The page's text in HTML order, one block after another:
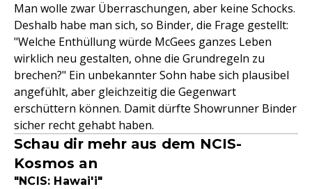
Man wolle zwar Überraschungen, aber keine Schocks.
Deshalb habe man sich, so Binder, die Frage gestellt:
"Welche Enthüllung würde McGees ganzes Leben
wirklich neu gestalten, ohne die Grundregeln zu
brechen?" Ein unbekannter Sohn habe sich plausibel
angefühlt, aber gleichzeitig die Gegenwart
erschüttern können. Damit dürfte Showrunner Binder
sicher recht gehabt haben.
Schau dir mehr aus dem NCIS-
Kosmos an
"NCIS: Hawai'i"